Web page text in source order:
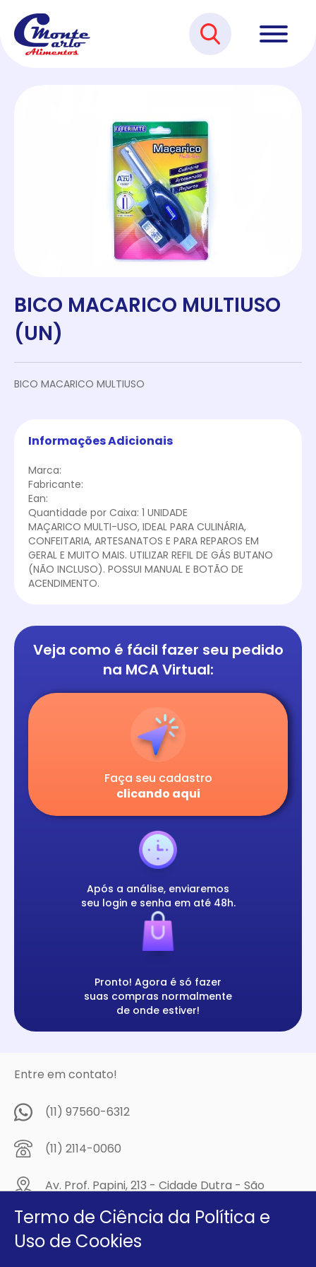
BICO MACARICO MULTIUSO
(UN)
BICO MACARICO MULTIUSO
Informações Adicionais
Marca:
Fabricante:
Ean:
Quantidade por Caixa: 1 UNIDADE
MAÇARICO MULTI-USO, IDEAL PARA CULINÁRIA,
CONFEITARIA, ARTESANATOS E PARA REPAROS EM
GERAL E MUITO MAIS. UTILIZAR REFIL DE GÁS BUTANO
(NÃO INCLUSO). POSSUI MANUAL E BOTÃO DE
ACENDIMENTO.
Veja como é fácil fazer seu pedido
na MCA Virtual:
Faça seu cadastro
clicando aqui
Após a análise, enviaremos
seu login e senha em até 48h.
Pronto! Agora é só fazer
suas compras normalmente
de onde estiver!
Entre em contato!
(11) 97560-6312
(11) 2114-0060
Av. Prof. Papini, 213 - Cidade Dutra - São
Compre na
MCA Virtual!
Termo de Ciência da Política e
Uso de Cookies